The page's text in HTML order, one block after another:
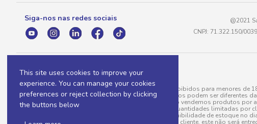
This site uses cookies to improve your
experience. You can manage your cookies
preferences or reject collection by clicking
the buttons below
Siga-nos nas redes sociais
@2021
CNPJ: 71.322.150/
A venda e o consumo de bebidas alcoólicas são proibidos para menores de
válidas para a loja eletrônica, sendo que seus preços podem ser diferentes
para menos, por conta de produtos variáveis; e não vendemos produtos
do pedido. Produtos em promoção possuem quantidades limitadas por
20/03/97). A venda está diretamente ligada à disponibilidade de estoque
Caso algum produto venha a faltar no pedido do cliente, este não será